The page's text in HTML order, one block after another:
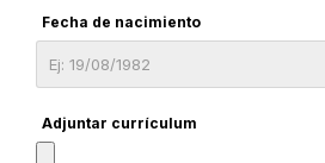
Fecha de nacimiento
Adjuntar currículum